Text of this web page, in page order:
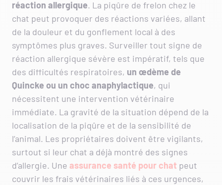
réaction allergique. La piqûre de frelon chez le
chat peut provoquer des réactions variées, allant
de la douleur et du gonflement local à des
symptômes plus graves. Surveiller tout signe de
réaction allergique sévère est impératif, tels que
des difficultés respiratoires, un œdème de
Quincke ou un choc anaphylactique, qui
nécessitent une intervention vétérinaire
immédiate. La gravité de la situation dépend de la
localisation de la piqûre et de la sensibilité de
l’animal. Les propriétaires doivent être vigilants,
surtout si leur chat a déjà montré des signes
d’allergie. Une assurance santé pour chat peut
couvrir les frais vétérinaires liés à ces urgences,